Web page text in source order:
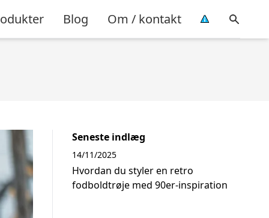
Blog Om / kontakt
Seneste indlæg
Hvordan du styler en retro
fodboldtrøje med 90er-inspiration
14/11/2025